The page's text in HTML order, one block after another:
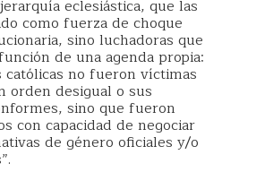
eclesiástica, que las
como fuerza de choque
sino luchadoras que
de una agenda propia:
católicas no fueron víctimas
orden desigual o sus
sino que fueron
con capacidad de negociar
de género oficiales y/o